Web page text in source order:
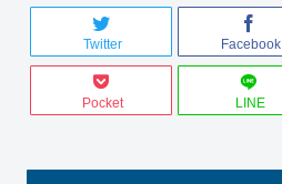
Twitter Facebook
Pocket LINE